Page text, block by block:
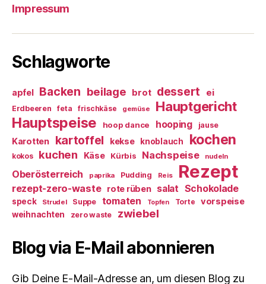
Impressum
Schlagworte
apfel Backen beilage brot dessert ei
Erdbeeren feta frischkäse gemüse Hauptgericht
Hauptspeise hoop dance hooping jause
Karotten kartoffel kekse knoblauch kochen
kokos kuchen Käse Kürbis Nachspeise nudeln
Oberösterreich paprika Pudding Reis Rezept
rezept-zero-waste rote rüben salat Schokolade
speck Strudel Suppe tomaten Topfen Torte vorspeise
weihnachten zero waste zwiebel
Blog via E-Mail abonnieren
Gib Deine E-Mail-Adresse an, um diesen Blog zu